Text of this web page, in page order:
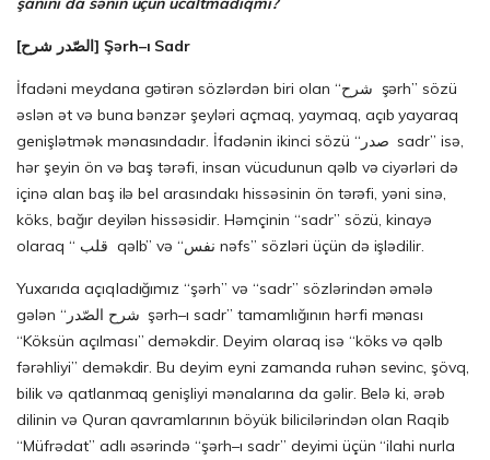
[ الصّدر شرح ] Şərh–ı Sadr
İfadəni meydana gətirən sözlərdən biri olan “شرح şərh” sözü
əslən ət və buna bənzər şeyləri açmaq, yaymaq, açıb yayaraq
genişlətmək mənasındadır. İfadənin ikinci sözü “صدر sadr” isə,
hər şeyin ön və baş tərəfi, insan vücudunun qəlb və ciyərləri də
içinə alan baş ilə bel arasındakı hissəsinin ön tərəfi, yəni sinə,
köks, bağır deyilən hissəsidir. Həmçinin “sadr” sözü, kinayə
olaraq “ قلب qəlb” və “نفس nəfs” sözləri üçün də işlədilir.
Yuxarıda açıqladığımız “şərh” və “sadr” sözlərindən əmələ
gələn “شرح الصّدر şərh–ı sadr” tamamlığının hərfi mənası
“Köksün açılması” deməkdir. Deyim olaraq isə “köks və qəlb
fərəhliyi” deməkdir. Bu deyim eyni zamanda ruhən sevinc, şövq,
bilik və qatlanmaq genişliyi mənalarına da gəlir. Belə ki, ərəb
dilinin və Quran qavramlarının böyük bilicilərindən olan Raqib
“Müfrədat” adlı əsərində “şərh–ı sadr” deyimi üçün “ilahi nurla